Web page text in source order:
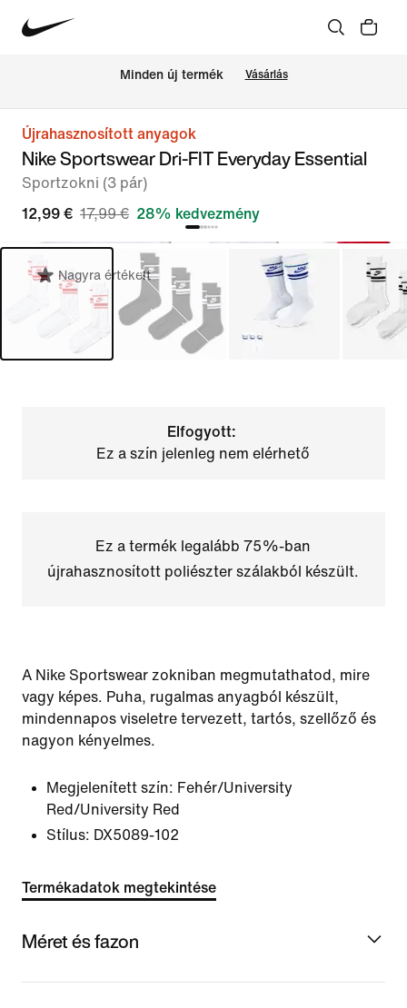
Minden új termék Vásárlás
Újrahasznosított anyagok
Nike Sportswear Dri-FIT Everyday Essential
Sportzokni (3 pár)
12,99 € 17,99 € 28% kedvezmény
Nagyra értékelt
Elfogyott:
Ez a szín jelenleg nem elérhető
Ez a termék legalább 75%-ban
újrahasznosított poliészter szálakból készült.
A Nike Sportswear zokniban megmutathatod, mire
vagy képes. Puha, rugalmas anyagból készült,
mindennapos viseletre tervezett, tartós, szellőző és
nagyon kényelmes.
Megjelenített szín: Fehér/University
Red/University Red
Stílus: DX5089-102
Termékadatok megtekintése
Méret és fazon